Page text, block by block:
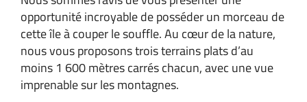
opportunité incroyable de posséder un morceau de
cette île à couper le souffle. Au cœur de la nature,
nous vous proposons trois terrains plats d’au
moins 1 600 mètres carrés chacun, avec une vue
imprenable sur les montagnes.